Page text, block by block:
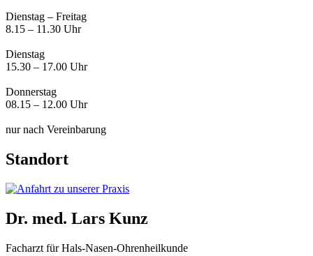
Dienstag – Freitag
8.15 – 11.30 Uhr
Dienstag
15.30 – 17.00 Uhr
Donnerstag
08.15 – 12.00 Uhr
nur nach Vereinbarung
Standort
Dr. med. Lars Kunz
Facharzt für Hals-Nasen-Ohrenheilkunde